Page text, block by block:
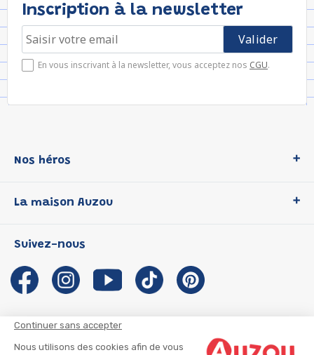
Continuer sans accepter
Nous utilisons des cookies afin de vous
Inscription à la newsletter
En vous inscrivant à la newsletter, vous acceptez nos CGU.
Nos héros
P'tit Loup
Les Influenceuses
Migali
Petite Taupe
La maison Auzou
Notre histoire
Auzou s'engage
Auteurs et illustrateurs Auzou
Suivez-nous